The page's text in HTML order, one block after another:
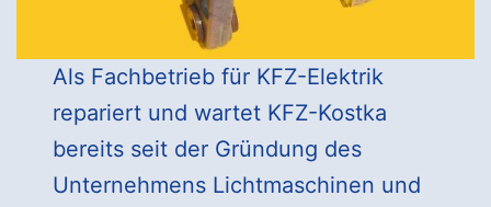
Als Fachbetrieb für KFZ-Elektrik
repariert und wartet KFZ-Kostka
bereits seit der Gründung des
Unternehmens Lichtmaschinen und